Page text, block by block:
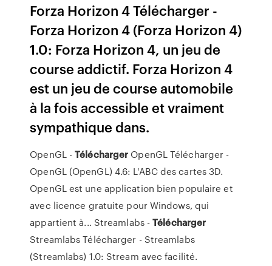
Forza Horizon 4 Télécharger -
Forza Horizon 4 (Forza Horizon 4)
1.0: Forza Horizon 4, un jeu de
course addictif. Forza Horizon 4
est un jeu de course automobile
à la fois accessible et vraiment
sympathique dans.
OpenGL -Télécharger OpenGL Télécharger -
OpenGL (OpenGL) 4.6: L'ABC des cartes 3D.
OpenGL est une application bien populaire et
avec licence gratuite pour Windows, qui
appartient à... Streamlabs -Télécharger
Streamlabs Télécharger - Streamlabs
(Streamlabs) 1.0: Stream avec facilité.